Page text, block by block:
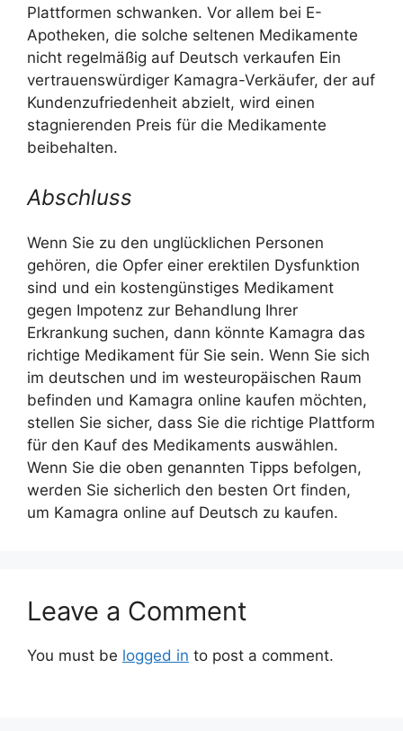
Plattformen schwanken. Vor allem bei E-
Apotheken, die solche seltenen Medikamente
nicht regelmäßig auf Deutsch verkaufen Ein
vertrauenswürdiger Kamagra-Verkäufer, der auf
Kundenzufriedenheit abzielt, wird einen
stagnierenden Preis für die Medikamente
beibehalten.
Abschluss
Wenn Sie zu den unglücklichen Personen
gehören, die Opfer einer erektilen Dysfunktion
sind und ein kostengünstiges Medikament
gegen Impotenz zur Behandlung Ihrer
Erkrankung suchen, dann könnte Kamagra das
richtige Medikament für Sie sein. Wenn Sie sich
im deutschen und im westeuropäischen Raum
befinden und Kamagra online kaufen möchten,
stellen Sie sicher, dass Sie die richtige Plattform
für den Kauf des Medikaments auswählen.
Wenn Sie die oben genannten Tipps befolgen,
werden Sie sicherlich den besten Ort finden,
um Kamagra online auf Deutsch zu kaufen.
Leave a Comment
You must be logged in to post a comment.